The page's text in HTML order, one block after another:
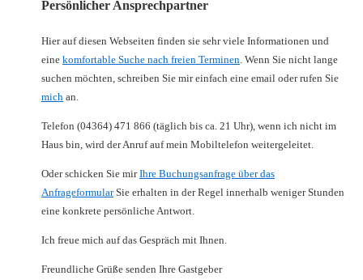
Persönlicher Ansprechpartner
Hier auf diesen Webseiten finden sie sehr viele Informationen und
eine komfortable Suche nach freien Terminen . Wenn Sie nicht lange
suchen möchten, schreiben Sie mir einfach eine email oder rufen Sie
mich an.
Telefon (04364) 471 866 (täglich bis ca. 21 Uhr), wenn ich nicht im
Haus bin, wird der Anruf auf mein Mobiltelefon weitergeleitet.
Oder schicken Sie mirIhre Buchungsanfrage über das
AnfrageformularSie erhalten in der Regel innerhalb weniger Stunden
eine konkrete persönliche Antwort.
Ich freue mich auf das Gespräch mit Ihnen.
Freundliche Grüße senden Ihre Gastgeber